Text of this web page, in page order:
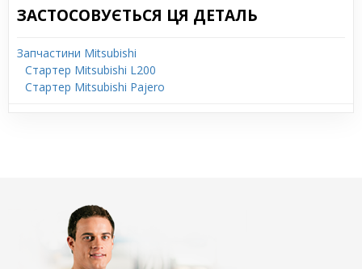
ЗАСТОСОВУЄТЬСЯ ЦЯ ДЕТАЛЬ
Запчастини Mitsubishi
Стартер Mitsubishi L200
Стартер Mitsubishi Pajero